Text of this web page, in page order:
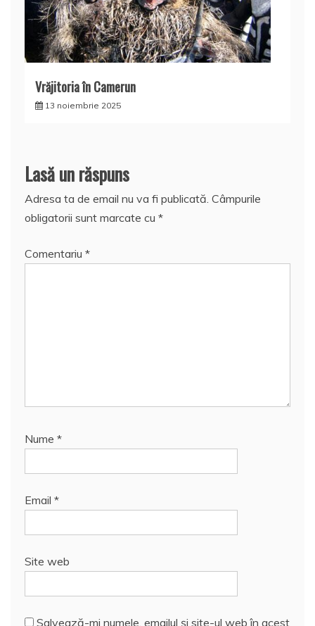
Vrăjitoria în Camerun
13 noiembrie 2025
Lasă un răspuns
Adresa ta de email nu va fi publicată. Câmpurile
obligatorii sunt marcate cu *
Comentariu *
Nume *
Email *
Site web
Salvează-mi numele, emailul și site-ul web în acest